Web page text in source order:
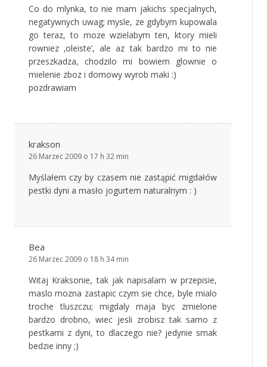
Co do mlynka, to nie mam jakichs specjalnych,
negatywnych uwag; mysle, ze gdybym kupowala
go teraz, to moze wzielabym ten, ktory mieli
rowniez ‚oleiste’, ale az tak bardzo mi to nie
przeszkadza, chodzilo mi bowiem glownie o
mielenie zboz i domowy wyrob maki :)
pozdrawiam
krakson
26 Marzec 2009 o 17 h 32 min
Myślałem czy by czasem nie zastąpić migdałów
pestki dyni a masło jogurtem naturalnym : )
Bea
26 Marzec 2009 o 18 h 34 min
Witaj Kraksonie, tak jak napisalam w przepisie,
maslo mozna zastapic czym sie chce, byle mialo
troche tluszczu; migdaly maja byc zmielone
bardzo drobno, wiec jesli zrobisz tak samo z
pestkami z dyni, to dlaczego nie? jedynie smak
bedzie inny ;)